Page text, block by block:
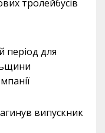
тролейбусів
період для
випускник